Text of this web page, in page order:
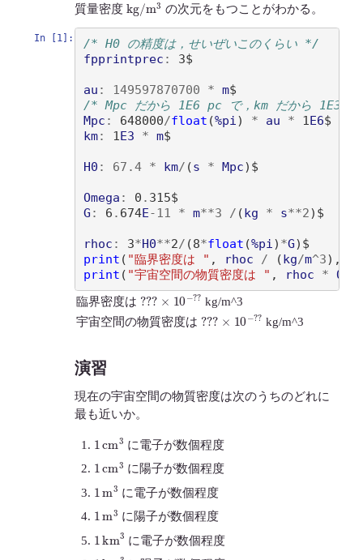
質量密度
の次元をもつことがわかる。
In [1]:
/* H0 の精度は，せいぜいこのくらい */
fpprintprec : 3$
au : 149597870700 * m
/* Mpc だから 1E6 pc で，km だから 1E3 m
Mpc : 648000/float (%pi) * au * 1E6
km: 1E3 * m$
H0 : 67.4 * km/ (s * Mpc) $
Omega : 0 .
G : 6 . 674E-11 * m**3 / (kg * s**2) $
rhoc : 3*H0**2/ (8*float (%pi) *G)
print ( "臨界密度は " , rhoc / (kg/m^3) ,
print ( "宇宙空間の物質密度は " , rhoc *
臨界密度は ???×10−??
kg/m^3
宇宙空間の物質密度は ???× 10−? ? kg/m^3
演習
現在の宇宙空間の物質密度は次のうちのどれに
最も近いか。
1 3 に電子が数個程度
1 3 に陽子が数個程度
1 3 に電子が数個程度
1 3 に陽子が数個程度
1 km 3 に電子が数個程度